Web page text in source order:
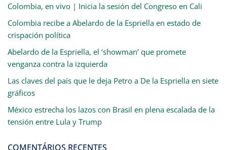
Colombia, en vivo | Inicia la sesión del Congreso en Cali
Colombia recibe a Abelardo de la Espriella en estado de
crispación política
Abelardo de la Espriella, el ‘showman’ que promete
venganza contra la izquierda
Las claves del país que le deja Petro a De la Espriella en siete
gráficos
México estrecha los lazos con Brasil en plena escalada de la
tensión entre Lula y Trump
COMENTÁRIOS RECENTES